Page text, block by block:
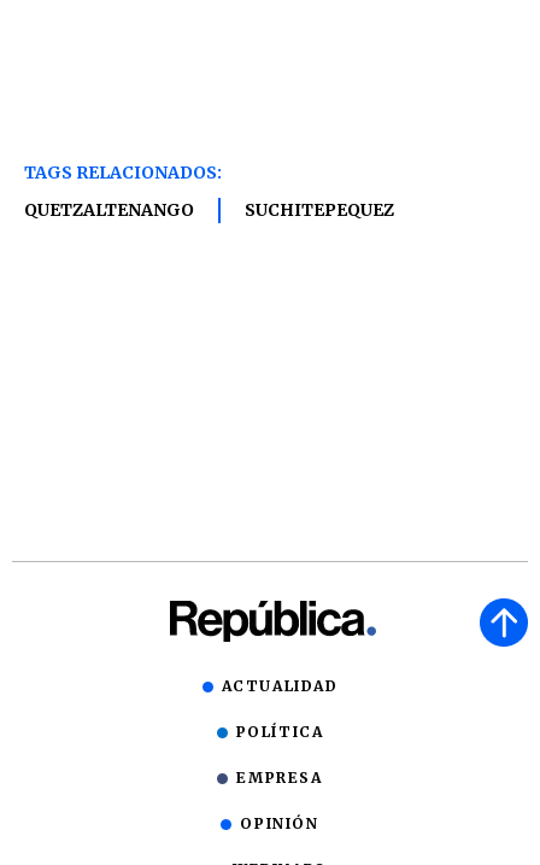
TAGS RELACIONADOS:
QUETZALTENANGO
SUCHITEPEQUEZ
ACTUALIDAD
POLÍTICA
EMPRESA
OPINIÓN